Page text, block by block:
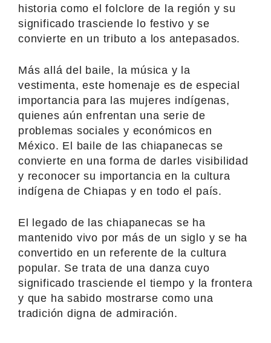
historia como el folclore de la región y su
significado trasciende lo festivo y se
convierte en un tributo a los antepasados.
Más allá del baile, la música y la
vestimenta, este homenaje es de especial
importancia para las mujeres indígenas,
quienes aún enfrentan una serie de
problemas sociales y económicos en
México. El baile de las chiapanecas se
convierte en una forma de darles visibilidad
y reconocer su importancia en la cultura
indígena de Chiapas y en todo el país.
El legado de las chiapanecas se ha
mantenido vivo por más de un siglo y se ha
convertido en un referente de la cultura
popular. Se trata de una danza cuyo
significado trasciende el tiempo y la frontera
y que ha sabido mostrarse como una
tradición digna de admiración.